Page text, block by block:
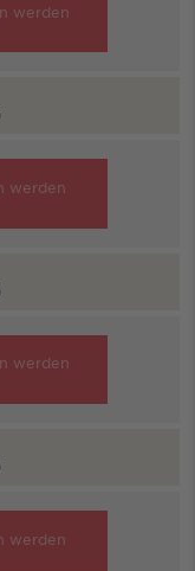
werden
werden
werden
werden